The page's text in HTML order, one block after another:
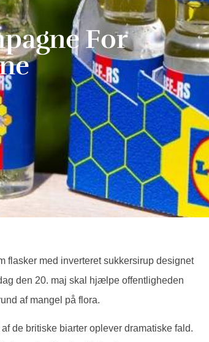
For
flasker med inverteret sukkersirup designet
den 20. maj skal hjælpe offentligheden
af mangel på flora.
de britiske biarter oplever dramatiske fald.